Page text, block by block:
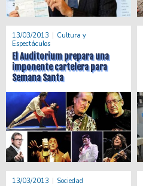
13/03/2013
Cultura y
Espectáculos
El Auditorium prepara una
imponente cartelera para
Semana Santa
13/03/2013 Sociedad